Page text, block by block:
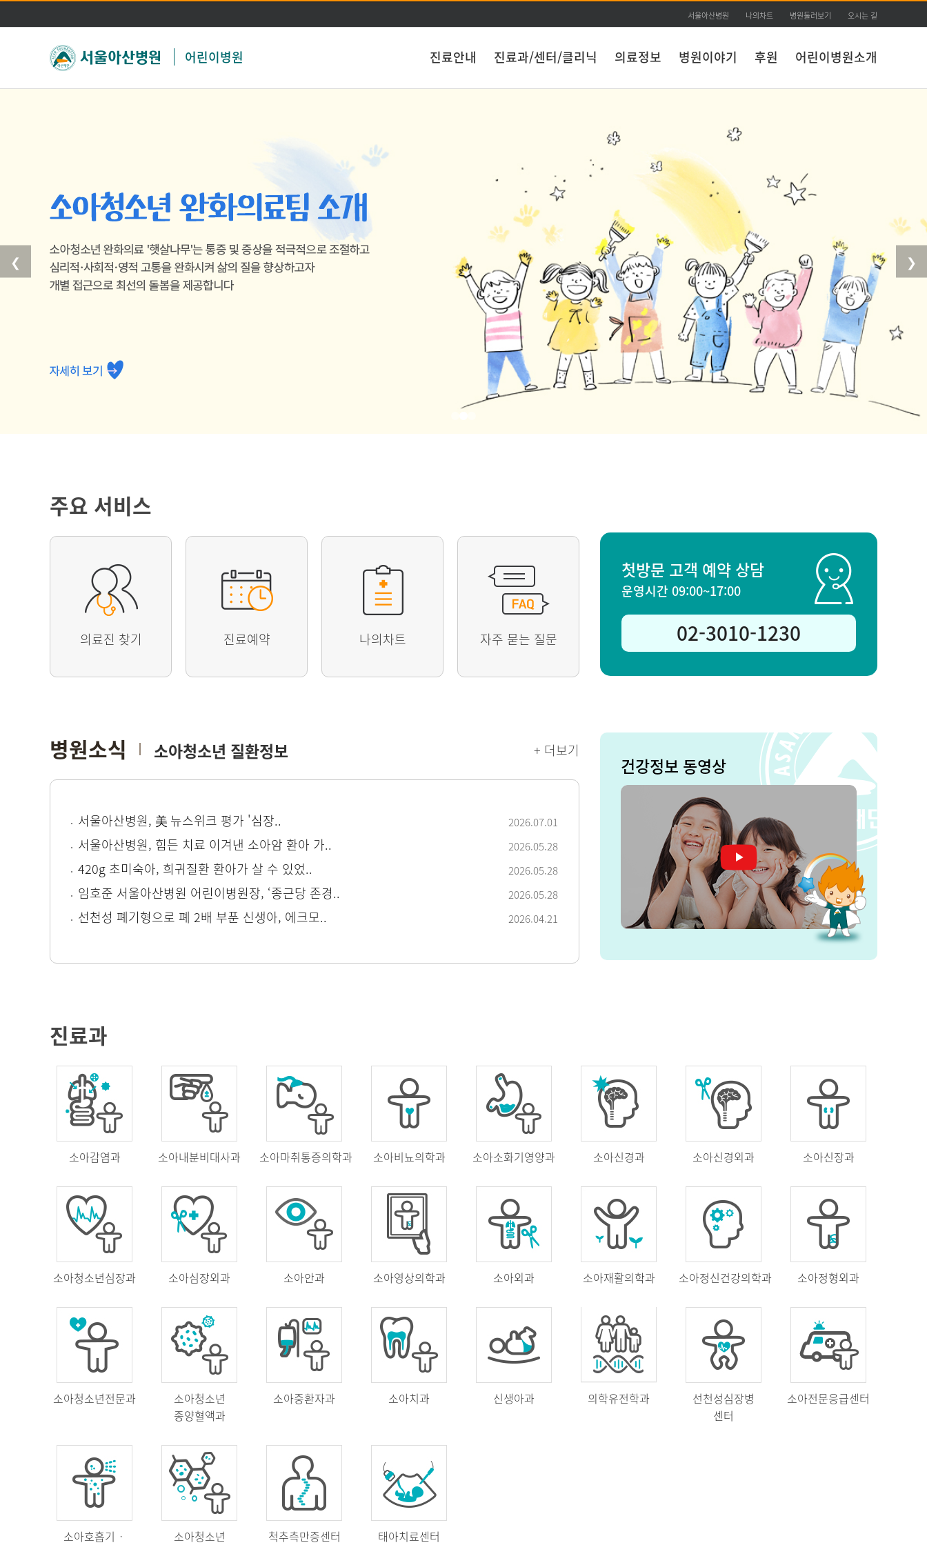
주메뉴 바로가기
본문 바로가기
어린이병원
서울아산병원 나의차트 병원둘러보기 오시는 길
진료안내 진료과/센터/클리닉 의료정보 병원이야기 후원 어린이병원소개
❮ ❯
주요 서비스
의료진 찾기 진료예약 나의차트 자주 묻는 질문
첫방문 고객 예약 상담
운영시간 09:00~17:00
02-3010-1230
병원소식 소아청소년 질환정보
서울아산병원, 美 뉴스위크 평가 '심장.. 2026.07.01
서울아산병원, 힘든 치료 이겨낸 소아암 환아 가.. 2026.05.28
420g 초미숙아, 희귀질환 환아가 살 수 있었.. 2026.05.28
임호준 서울아산병원 어린이병원장, ‘종근당 존경.. 2026.05.28
선천성 폐기형으로 폐 2배 부푼 신생아, 에크모.. 2026.04.21
+ 더보기
건강정보 동영상
진료과
소아감염과 소아내분비대사과 소아마취통증의학과 소아비뇨의학과 소아소화기영양과 소아신경과 소아신경외과 소아신장과
소아청소년심장과 소아심장외과 소아안과 소아영상의학과 소아외과 소아재활의학과 소아정신건강의학과 소아정형외과
소아청소년전문과
소아청소년
종양혈액과
소아중환자과 소아치과 신생아과 의학유전학과
선천성심장병
센터
소아전문응급센터
소아호흡기ㆍ 소아청소년 척추측만증센터 태아치료센터